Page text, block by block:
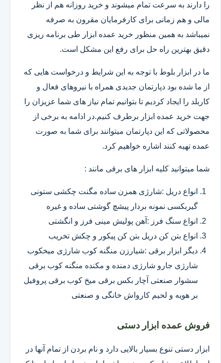
را دارند به سرعت تمام میشوند و خرید روزانه هم از نظر
مالی و هم زمانی برای کارفرمایان مقرون به صرفه
نمیباشد به همین منظور خرید عمده ابزار طی برنامه ریزی
دقیق بهترین راه حل برای رفع این مشکل است.
ما در ابزار بلوط با توجه به این شرایط و درخواست هایی که
از ما شده بود دپارتمان جدیدی همراه با نیروهای فعال و
کاربلد را ایجاد کردیم تا بتوانیم تمام نیاز های شما عزیزان را
جهت خرید عمده ابزار برطرف کنیم.در ادامه به برخی از
محصولاتی که این دپارتمان میتوانند برای شما به صورت
عمده تهیه کنند اشاره خواهیم کرد.
شما میتوانید کلیه ابزار های برقی مانند :
انواع دریل :شارژی همزن ساده مگنت چکشی ستونی
گیربکسی نمونه بردار پیشچ گوشتی ساده و غیره
انواع سنگ فرز :آهن پولیش مینی فرز و انگشتی
انواع بتن کن دریل بتن کن پیکور و چکش تخریب
دیگر ابزار برقی :شیارزن منگنه کوب شارژی میخکوب
شارژی جارو شارژی دمنده و مکنده منگنه کوب برقی
سشوار صنعتی آچار بکس برقی میخ کوب برقی پروفیل
بر هویه و لحیم کارواش خانگی و صنعتی
فروش عمده ابزار دستی
ابزار دستی تنوع بسیار بالایی دارد و نام بردن از تمام آنها در